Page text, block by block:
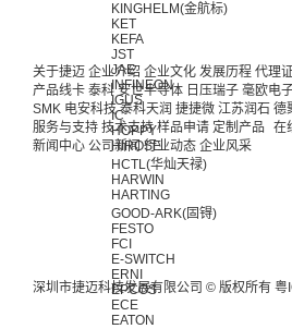
KINGHELM(金航标)
KET
KEFA
JST
JAE
INFINEON
IGUS
IC
HOPPY
HIROSE
HCTL(华灿天禄)
HARWIN
HARTING
GOOD-ARK(固锝)
FESTO
FCI
E-SWITCH
ERNI
EPCOS
ECE
EATON
关于捷迈 企业介绍 企业文化 发展历程 代理
产品线卡 泰科 安世半导体 日压瑞子 毫欧电
SMK 电安科技 泰科天润 捷捷微 江苏润石 德
服务与支持 技术支持 样品申请 定制产品 在
新闻中心 公司新闻 行业动态 企业风采
深圳市捷迈科技发展有限公司 © 版权所有 粤